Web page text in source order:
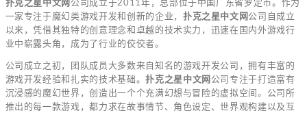
扑克之星中文网公司成立于2011年，总部位于中国广东省罗定市。作为
一家专注于魔幻类游戏开发和创新的企业， 扑克之星中文网公司自成立
以来，凭借其独特的创意理念和卓越的技术实力，迅速在国内外游戏行
业中崭露头角，成为了行业的佼佼者。
公司成立之初，团队成员大多数来自知名的游戏开发公司，拥有丰富的
游戏开发经验和扎实的技术基础。扑克之星中文网公司专注于打造富有
沉浸感的魔幻世界，创造出一个个充满幻想与冒险的虚拟空间。公司所
推出的每一款游戏，都力求在故事情节、角色设定、世界观构建以及互